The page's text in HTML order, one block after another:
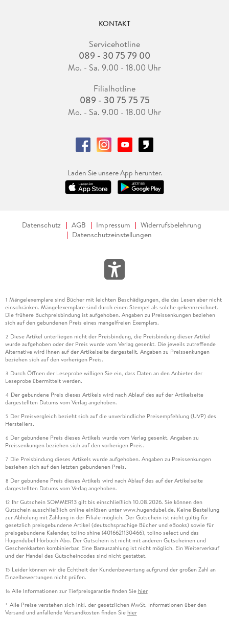
KONTAKT
Servicehotline
089 - 30 75 79 00
Mo. - Sa. 9.00 - 18.00 Uhr
Filialhotline
089 - 30 75 75 75
Mo. - Sa. 9.00 - 18.00 Uhr
Laden Sie unsere App herunter.
Datenschutz AGB Impressum
Widerrufsbelehrung
Datenschutzeinstellungen
1 Mängelexemplare sind Bücher mit leichten Beschädigungen, die das Lesen aber nicht
einschränken. Mängelexemplare sind durch einen Stempel als solche gekennzeichnet.
Die frühere Buchpreisbindung ist aufgehoben. Angaben zu Preissenkungen beziehen
sich auf den gebundenen Preis eines mangelfreien Exemplars.
2 Diese Artikel unterliegen nicht der Preisbindung, die Preisbindung dieser Artikel
wurde aufgehoben oder der Preis wurde vom Verlag gesenkt. Die jeweils zutreffende
Alternative wird Ihnen auf der Artikelseite dargestellt. Angaben zu Preissenkungen
beziehen sich auf den vorherigen Preis.
3 Durch Öffnen der Leseprobe willigen Sie ein, dass Daten an den Anbieter der
Leseprobe übermittelt werden.
4 Der gebundene Preis dieses Artikels wird nach Ablauf des auf der Artikelseite
dargestellten Datums vom Verlag angehoben.
5 Der Preisvergleich bezieht sich auf die unverbindliche Preisempfehlung (UVP) des
Herstellers.
6 Der gebundene Preis dieses Artikels wurde vom Verlag gesenkt. Angaben zu
Preissenkungen beziehen sich auf den vorherigen Preis.
7 Die Preisbindung dieses Artikels wurde aufgehoben. Angaben zu Preissenkungen
beziehen sich auf den letzten gebundenen Preis.
8 Der gebundene Preis dieses Artikels wird nach Ablauf des auf der Artikelseite
dargestellten Datums vom Verlag angehoben.
12 Ihr Gutschein SOMMER13 gilt bis einschließlich 10.08.2026. Sie können den
Gutschein ausschließlich online einlösen unter www.hugendubel.de. Keine Bestellung
zur Abholung mit Zahlung in der Filiale möglich. Der Gutschein ist nicht gültig für
gesetzlich preisgebundene Artikel (deutschsprachige Bücher und eBooks) sowie für
preisgebundene Kalender, tolino shine (4016621130466), tolino select und das
Hugendubel Hörbuch Abo. Der Gutschein ist nicht mit anderen Gutscheinen und
Geschenkkarten kombinierbar. Eine Barauszahlung ist nicht möglich. Ein Weiterverkauf
und der Handel des Gutscheincodes sind nicht gestattet.
15 Leider können wir die Echtheit der Kundenbewertung aufgrund der großen Zahl an
Einzelbewertungen nicht prüfen.
16 Alle Informationen zur Tiefpreisgarantie finden Sie hier
* Alle Preise verstehen sich inkl. der gesetzlichen MwSt. Informationen über den
Versand und anfallende Versandkosten finden Sie hier